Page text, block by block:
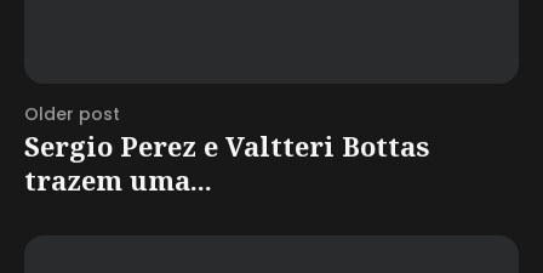
Older post
Sergio Perez e Valtteri Bottas
trazem uma...